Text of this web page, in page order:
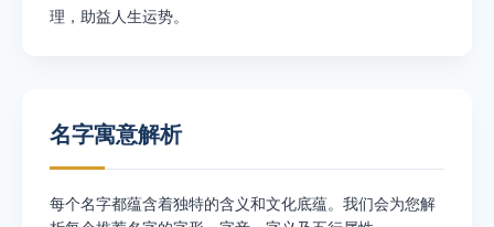
理，助益人生运势。
名字寓意解析
每个名字都蕴含着独特的含义和文化底蕴。我们会为您解